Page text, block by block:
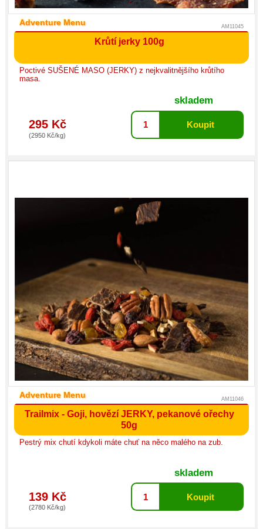
Adventure Menu
Krůtí jerky 100g
Poctivé SUŠENÉ MASO (JERKY) z nejkvalitnějšího krůtího
masa.
AM11045
skladem
295 Kč
(2950 Kč/kg)
Adventure Menu
Trailmix - Goji, hovězí JERKY, pekanové ořechy
50g
Pestrý mix chutí kdykoli máte chuť na něco malého na zub.
AM11046
skladem
139 Kč
(2780 Kč/kg)